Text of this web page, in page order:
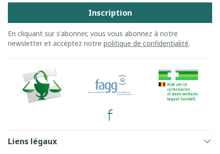
Inscription
En cliquant sur s'abonner, vous vous abonnez à notre
newsletter et acceptez notre politique de confidentialité.
Liens légaux